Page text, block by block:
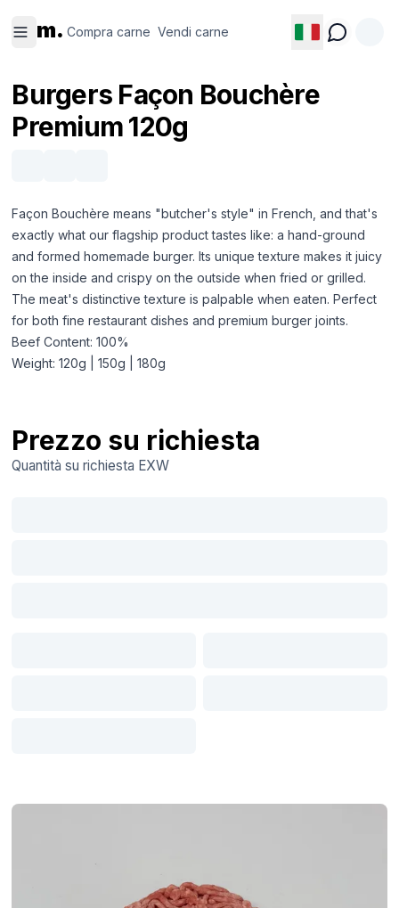
m. Compra carne Vendi carne
carne
carne
Burgers Façon Bouchère
Premium 120g
Façon Bouchère means "butcher's style" in French, and that's
exactly what our flagship product tastes like: a hand-ground
and formed homemade burger. Its unique texture makes it juicy
on the inside and crispy on the outside when fried or grilled.
The meat's distinctive texture is palpable when eaten. Perfect
for both fine restaurant dishes and premium burger joints.
Beef Content: 100%
Weight: 120g | 150g | 180g
Prezzo su richiesta
Quantità su richiesta EXW